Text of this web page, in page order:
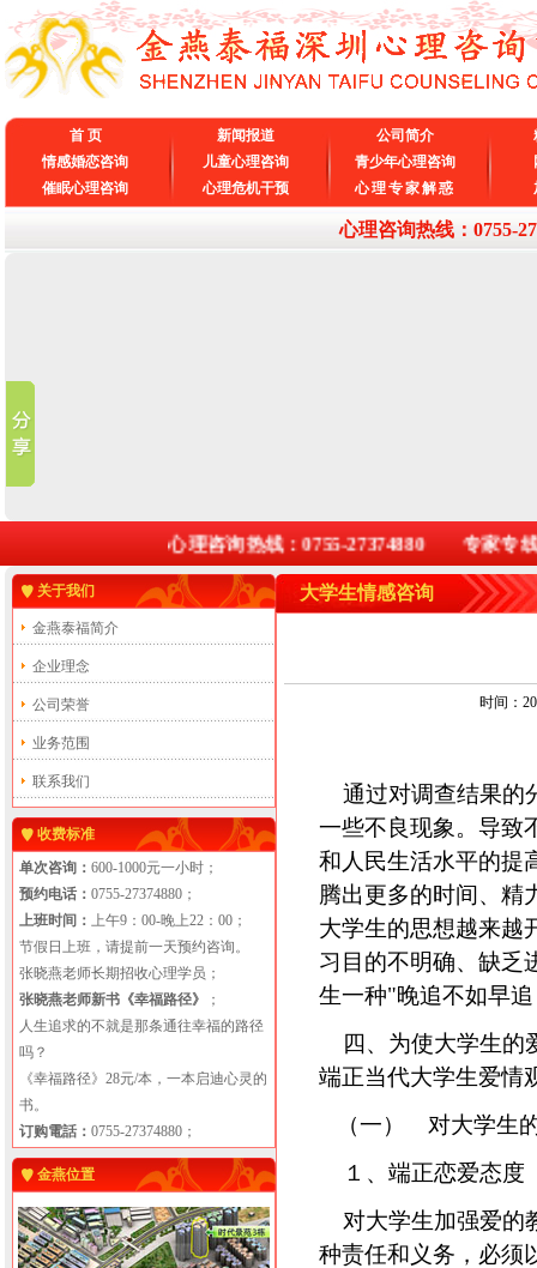
首 页 新闻报道 公司简介
情感婚恋咨询
儿童心理咨询 青少年心理咨询
催眠心理咨询
心理危机干预 心理专家解惑
心理咨询热线：0755-
心理咨询热线：0755-27374880 专家专线
关于我们
金燕泰福简介
企业理念
公司荣誉
业务范围
联系我们
收费标准
单次咨询： 600-1000元一小时；
预约电话： 0755-27374880；
上班时间： 上午9：00-晚上22：00；
节假日上班，请提前一天预约咨询。
张晓燕老师长期招收心理学员；
张晓燕老师新书《幸福路径》
；
人生追求的不就是那条通往幸福的路径
吗？
《幸福路径》28元/本，一本启迪心灵的
书。
订购電話： 0755-27374880；
金燕位置
大学生情感咨询
时间：
通过对调查结果的
一些不良现象。导致
和人民生活水平的提
腾出更多的时间、精
大学生的思想越来越
习目的不明确、缺乏
生一种"晚追不如早
四、为使大学生的
端正当代大学生爱情
（一） 对大学生
１、端正恋爱态度
对大学生加强爱的
种责任和义务，必须